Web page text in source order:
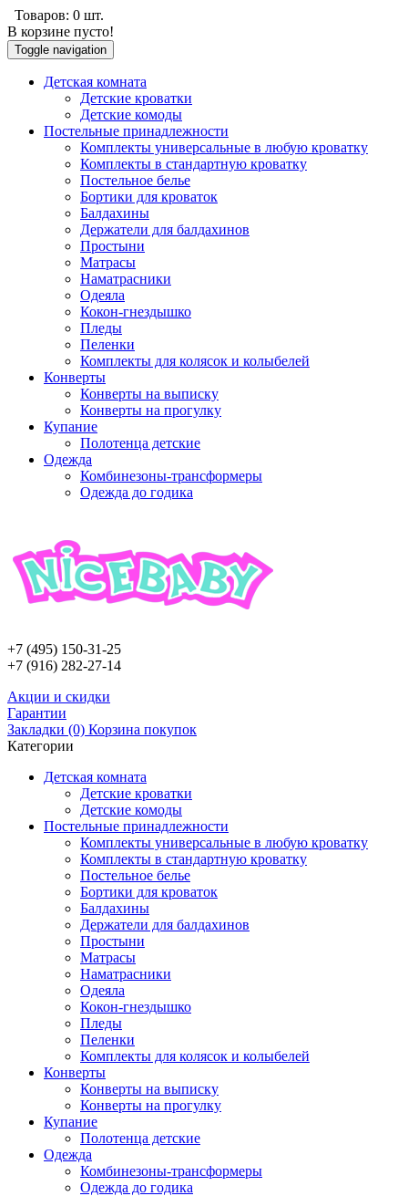
Товаров: 0 шт.
В корзине пусто!
Toggle navigation
Детскaя комнaтa
Детские кроватки
Детские комоды
Постельные принaдлежности
Комплекты универсальные в любую кроватку
Комплекты в стандартную кровaтку
Постельное белье
Бортики для кроваток
Балдахины
Держатели для балдахинов
Простыни
Матрасы
Наматрасники
Одеяла
Кокон-гнездышко
Пледы
Пеленки
Комплекты для колясок и колыбелей
Конверты
Конверты на выписку
Конверты на прогулку
Купание
Полотенца детские
Одежда
Комбинезоны-трансформеры
Одежда до годика
+7 (495) 150-31-25
+7 (916) 282-27-14
Aкции и скидки
Гарантии
Закладки (0) Корзина покупок
Категории
Детскaя комнaтa
Детские кроватки
Детские комоды
Постельные принaдлежности
Комплекты универсальные в любую кроватку
Комплекты в стандартную кровaтку
Постельное белье
Бортики для кроваток
Балдахины
Держатели для балдахинов
Простыни
Матрасы
Наматрасники
Одеяла
Кокон-гнездышко
Пледы
Пеленки
Комплекты для колясок и колыбелей
Конверты
Конверты на выписку
Конверты на прогулку
Купание
Полотенца детские
Одежда
Комбинезоны-трансформеры
Одежда до годика